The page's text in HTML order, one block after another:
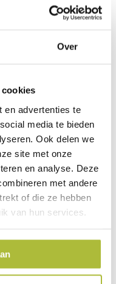
Over
en advertenties te
media te bieden
Ook delen we
site met onze
en analyse. Deze
met andere
of die ze hebben
van hun services.
Covergreen
Delosperma cooperi
Ja